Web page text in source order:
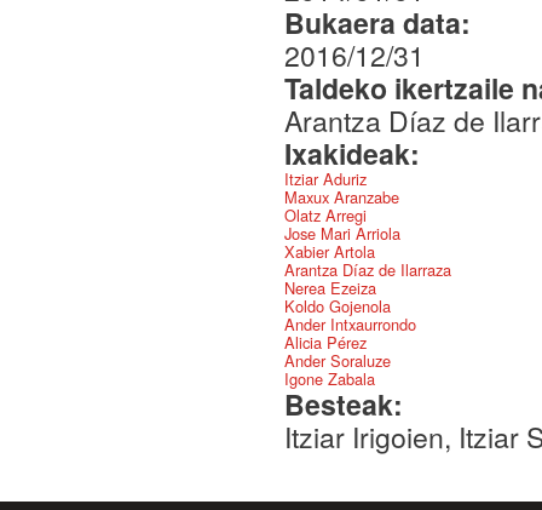
Bukaera data:
2016/12/31
Taldeko ikertzaile
Arantza Díaz de
Ixakideak:
Itziar Aduriz
Maxux Aranzabe
Olatz Arregi
Jose Mari Arriola
Xabier Artola
Arantza Díaz de Ilarraza
Nerea Ezeiza
Koldo Gojenola
Ander Intxaurrondo
Alicia Pérez
Ander Soraluze
Igone Zabala
Besteak:
Itziar Irigoien, Itziar